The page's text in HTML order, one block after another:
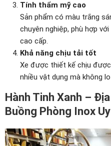
Tính thẩm mỹ cao
Sản phẩm có màu trắng
chuyên nghiệp, phù hợp
cao cấp.
Khả năng chịu tải tốt
Xe được thiết kế chịu
nhiều vật dụng mà không
Hành Tinh Xanh –
Buồng Phòng Inox